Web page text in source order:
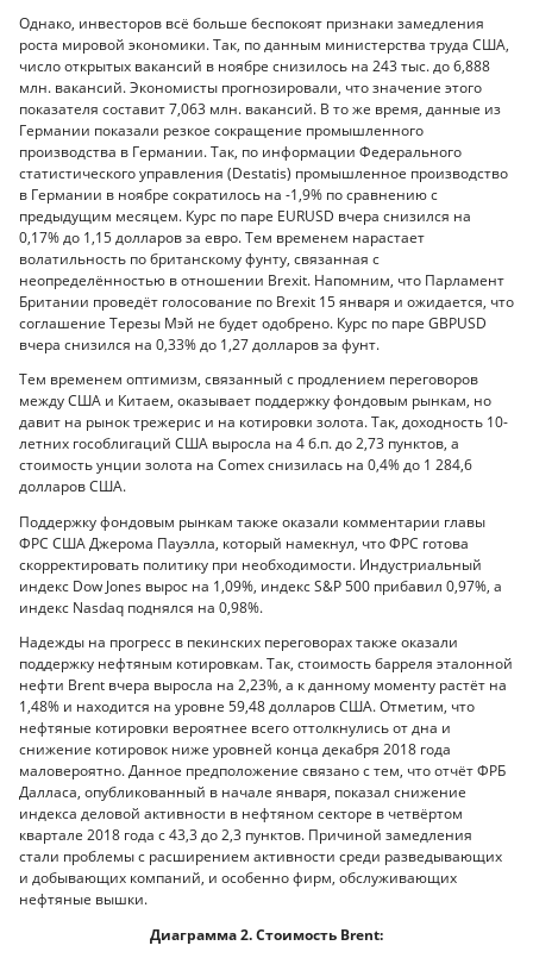
Однако, инвесторов всё больше беспокоят признаки замедления
роста мировой экономики. Так, по данным министерства труда США,
число открытых вакансий в ноябре снизилось на 243 тыс. до 6,888
млн. вакансий. Экономисты прогнозировали, что значение этого
показателя составит 7,063 млн. вакансий. В то же время, данные из
Германии показали резкое сокращение промышленного
производства в Германии. Так, по информации Федерального
статистического управления (Destatis) промышленное производство
в Германии в ноябре сократилось на -1,9% по сравнению с
предыдущим месяцем. Курс по паре EURUSD вчера снизился на
0,17% до 1,15 долларов за евро. Тем временем нарастает
волатильность по британскому фунту, связанная с
неопределённостью в отношении Brexit. Напомним, что Парламент
Британии проведёт голосование по Brexit 15 января и ожидается, что
соглашение Терезы Мэй не будет одобрено. Курс по паре GBPUSD
вчера снизился на 0,33% до 1,27 долларов за фунт.
Тем временем оптимизм, связанный с продлением переговоров
между США и Китаем, оказывает поддержку фондовым рынкам, но
давит на рынок трежерис и на котировки золота. Так, доходность 10-
летних гособлигаций США выросла на 4 б.п. до 2,73 пунктов, а
стоимость унции золота на Comex снизилась на 0,4% до 1 284,6
долларов США.
Поддержку фондовым рынкам также оказали комментарии главы
ФРС США Джерома Пауэлла, который намекнул, что ФРС готова
скорректировать политику при необходимости. Индустриальный
индекс Dow Jones вырос на 1,09%, индекс S&P 500 прибавил 0,97%, а
индекс Nasdaq поднялся на 0,98%.
Надежды на прогресс в пекинских переговорах также оказали
поддержку нефтяным котировкам. Так, стоимость барреля эталонной
нефти Brent вчера выросла на 2,23%, а к данному моменту растёт на
1,48% и находится на уровне 59,48 долларов США. Отметим, что
нефтяные котировки вероятнее всего оттолкнулись от дна и
снижение котировок ниже уровней конца декабря 2018 года
маловероятно. Данное предположение связано с тем, что отчёт ФРБ
Далласа, опубликованный в начале января, показал снижение
индекса деловой активности в нефтяном секторе в четвёртом
квартале 2018 года с 43,3 до 2,3 пунктов. Причиной замедления
стали проблемы с расширением активности среди разведывающих
и добывающих компаний, и особенно фирм, обслуживающих
нефтяные вышки.
Диаграмма 2. Стоимость Brent: